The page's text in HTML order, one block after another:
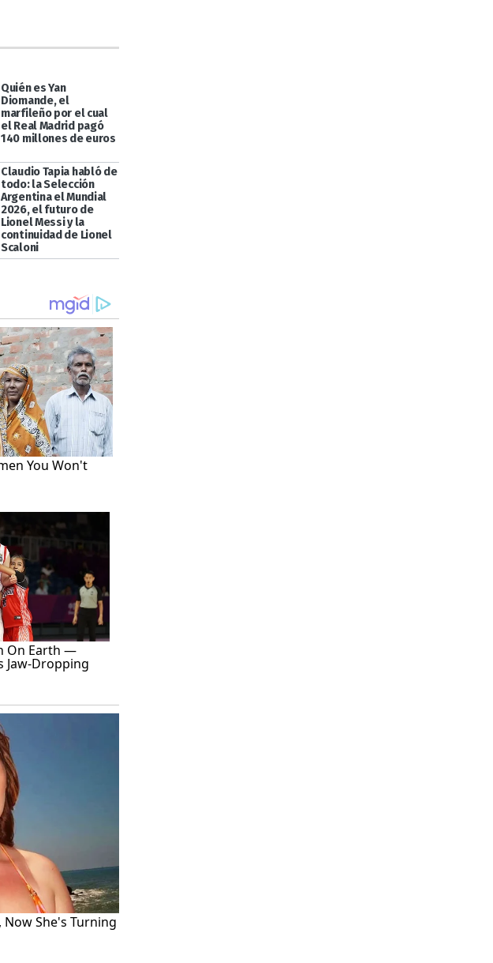
Quién es Yan
Diomande, el
marfileño por el cual
el Real Madrid pagó
140 millones de euros
Claudio Tapia habló de
todo: la Selección
Argentina el Mundial
2026, el futuro de
Lionel Messi y la
continuidad de Lionel
Scaloni